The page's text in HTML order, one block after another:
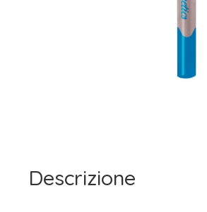
Descrizione